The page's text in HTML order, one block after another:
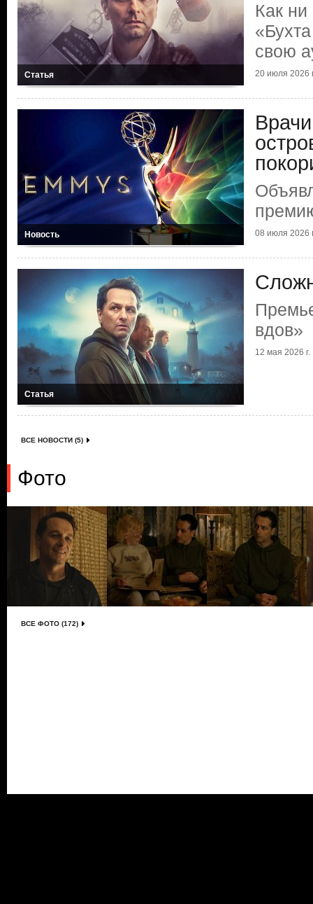
Статья
Как
свою
20 июля 2026
Новость 08 июля 2026
Статья
вдов»
12 мая 2026 г.
ВСЕ НОВОСТИ (5)
Фото
ВСЕ ФОТО (172)